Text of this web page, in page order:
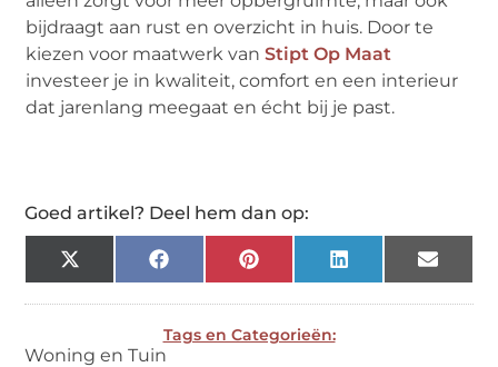
bijdraagt aan rust en overzicht in huis. Door te
kiezen voor maatwerk van Stipt Op Maat
investeer je in kwaliteit, comfort en een interieur
dat jarenlang meegaat en écht bij je past.
Goed artikel? Deel hem dan op:
X
(Twitter)
FacebookPinterestLinkedIn Email
Tags en Categorieën:
Woning en Tuin